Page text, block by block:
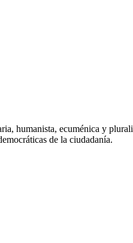
humanista, ecuménica y
de la ciudadanía.